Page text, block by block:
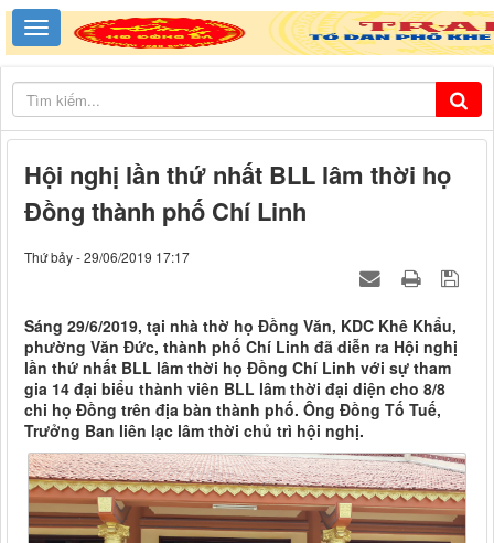
Hội nghị lần thứ nhất BLL lâm thời họ
Đồng thành phố Chí Linh
Thứ bảy - 29/06/2019 17:17
Sáng 29/6/2019, tại nhà thờ họ Đồng Văn, KDC Khê Khẩu,
phường Văn Đức, thành phố Chí Linh đã diễn ra Hội nghị
lần thứ nhất BLL lâm thời họ Đồng Chí Linh với sự tham
gia 14 đại biểu thành viên BLL lâm thời đại diện cho 8/8
chi họ Đồng trên địa bàn thành phố. Ông Đồng Tố Tuế,
Trưởng Ban liên lạc lâm thời chủ trì hội nghị.